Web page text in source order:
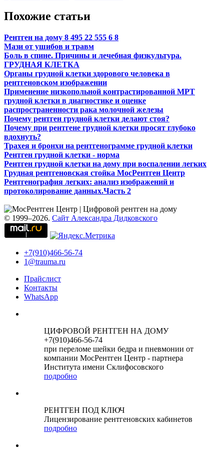
Похожие статьи
Рентген на дому 8 495 22 555 6 8
Мази от ушибов и травм
Боль в спине. Причины и лечебная физкультура.
ГРУДНАЯ КЛЕТКА
Органы грудной клетки здорового человека в
рентгеновском изображении
Применение низкопольной контрастированной МРТ
грудной клетки в диагностике и оценке
распространенности рака молочной железы
Почему рентген грудной клетки делают стоя?
Почему при рентгене грудной клетки просят глубоко
вдохнуть?
Трахея и бронхи на рентгенограмме грудной клетки
Рентген грудной клетки - норма
Рентген грудной клетки на дому при воспалении легких
Грудная рентгеновская стойка МосРентген Центр
Рентгенография легких: анализ изображений и
протоколирование данных.Часть 2
© 1999–2026. Сайт Александра Дидковского
+7(910)466-56-74
1@trauma.ru
Прайслист
Контакты
WhatsApp
ЦИФРОВОЙ РЕНТГЕН НА ДОМУ
+7(910)466-56-74
при переломе шейки бедра и пневмонии от
компании МосРентген Центр - партнера
Института имени Склифосовского
подробно
РЕНТГЕН ПОД КЛЮЧ
Лицензирование рентгеновских кабинетов
подробно